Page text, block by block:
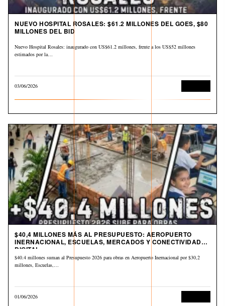
NUEVO HOSPITAL ROSALES: $61.2 MILLONES DEL GOES, $80
MILLONES DEL BID
Nuevo Hospital Rosales: inaugurado con US$61.2 millones, frente a los US$52 millones
estimados por la…
03/06/2026
$40,4 MILLONES MÁS AL PRESUPUESTO: AEROPUERTO
INERNACIONAL, ESCUELAS, MERCADOS Y CONECTIVIDAD
DIGITAL
$40.4 millones suman al Presupuesto 2026 para obras en Aeropuerto Inernacional por $30,2
millones, Escuelas,…
01/06/2026